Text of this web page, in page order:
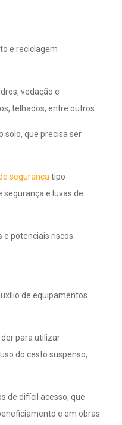
e reciclagem
vedação e
telhados, entre outros.
solo, que precisa ser
segurança tipo
segurança e luvas de
potenciais riscos.
de equipamentos
para utilizar
do cesto suspenso,
de difícil acesso, que
e em obras